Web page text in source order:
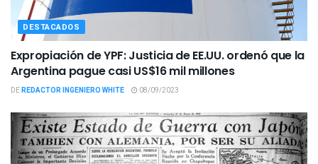
DESTACADOS
Expropiación de YPF: Justicia de EE.UU. ordenó que la
Argentina pague casi US$16 mil millones
DEREDACTOR INGENIERO WHITE 08/09/2023